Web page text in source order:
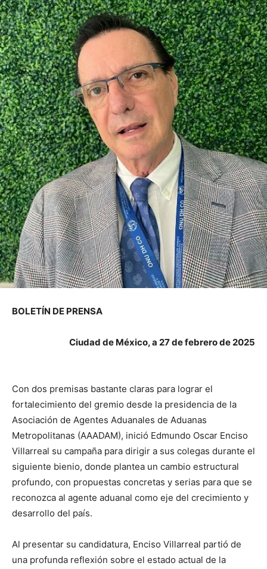
BOLETÍN DE PRENSA
Ciudad de México, a 27 de febrero de 2025
Con dos premisas bastante claras para lograr el
fortalecimiento del gremio desde la presidencia de la
Asociación de Agentes Aduanales de Aduanas
Metropolitanas (AAADAM), inició Edmundo Oscar Enciso
Villarreal su campaña para dirigir a sus colegas durante el
siguiente bienio, donde plantea un cambio estructural
profundo, con propuestas concretas y serias para que se
reconozca al agente aduanal como eje del crecimiento y
desarrollo del país.
Al presentar su candidatura, Enciso Villarreal partió de
una profunda reflexión sobre el estado actual de la